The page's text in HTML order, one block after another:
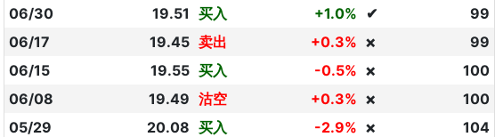
06/30
19.51 买入 +1.0% ✔
99
06/17
19.45 卖出 +0.3% ❌
99
06/15
19.55 买入 -0.5% ❌
100
06/08
19.49 沽空 +0.3% ❌
100
05/29
20.08 买入 -2.9% ❌
104